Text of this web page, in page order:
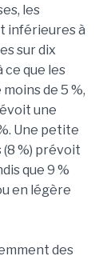
les
inférieures à
sur dix
que les
de 5 %,
une
Une petite
%) prévoit
que 9 %
en légère
des